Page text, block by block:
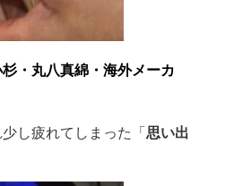
・丸八真綿・海外メーカ
し疲れてしまった「 思い出